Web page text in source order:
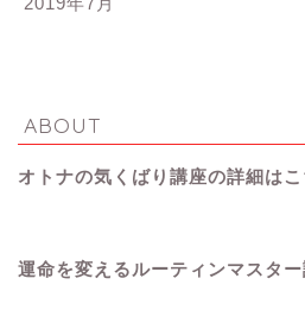
ABOUT
オトナの気くばり講座の詳細はこ
運命を変えるルーティンマスタ